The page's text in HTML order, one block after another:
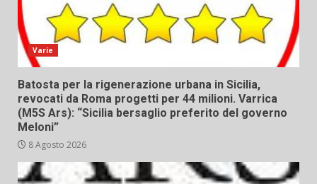
Varie
Batosta per la rigenerazione urbana in Sicilia,
revocati da Roma progetti per 44 milioni. Varrica
(M5S Ars): “Sicilia bersaglio preferito del governo
Meloni”
8 Agosto 2026